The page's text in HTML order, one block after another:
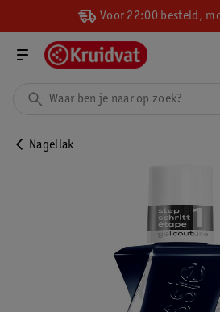
Voor 22:00 besteld,
Nagellak